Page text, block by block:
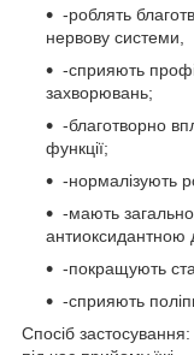
-роблять
нервову системи,
-сприяють
захворювань;
-благотворно
функції;
-нормалізують
-мають
антиоксидантною
-покращують
-сприяють
Спосіб